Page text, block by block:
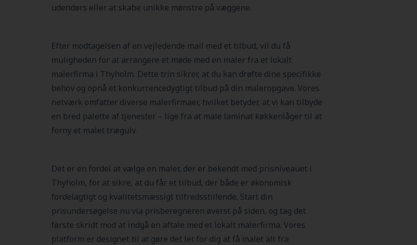
udendørs eller at skabe unikke mønstre på væggene.
Efter modtagelsen af en vejledende mail med et tilbud, vil du få
muligheden for at arrangere et møde med en maler fra et lokalt
malerfirma i Thyholm. Dette trin sikrer, at du kan drøfte dine specifikke
behov og opnå et konkurrencedygtigt tilbud på din maleropgave. Vores
netværk omfatter diverse malerfirmaer, hvilket betyder, at vi kan tilbyde
en bred palette af tjenester – lige fra at male laminat køkkenlåger til at
forny et malet trægulv.
Det er en fordel at vælge en maler, der er bekendt med prisniveauet i
Thyholm, for at sikre, at du får et tilbud, der både er økonomisk
fordelagtigt og kvalitetsmæssigt tilfredsstillende. Start din
prisundersøgelse nu via prisberegneren øverst på siden, og tag det
første skridt mod at indgå en aftale med et lokalt malerfirma. Vores
platform er designet til at gøre det let for dig at få malet alt fra